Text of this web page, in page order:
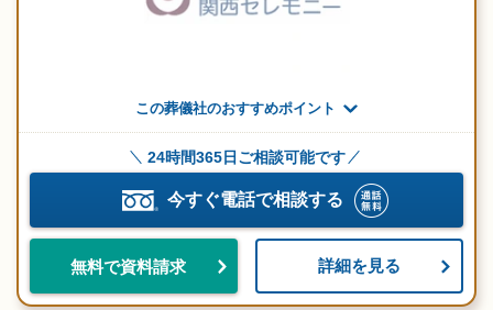
この葬儀社のおすすめポイント
24時間365日ご相談可能です
今すぐ電話で相談する
無料で資料請求 詳細を見る